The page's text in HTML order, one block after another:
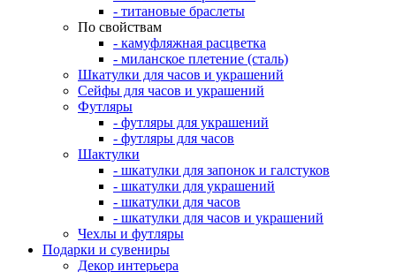
- титановые браслеты
По свойствам
- камуфляжная расцветка
- миланское плетение (сталь)
Шкатулки для часов и украшений
Сейфы для часов и украшений
Футляры
- футляры для украшений
- футляры для часов
Шактулки
- шкатулки для запонок и галстуков
- шкатулки для украшений
- шкатулки для часов
- шкатулки для часов и украшений
Чехлы и футляры
Подарки и сувениры
Декор интерьера